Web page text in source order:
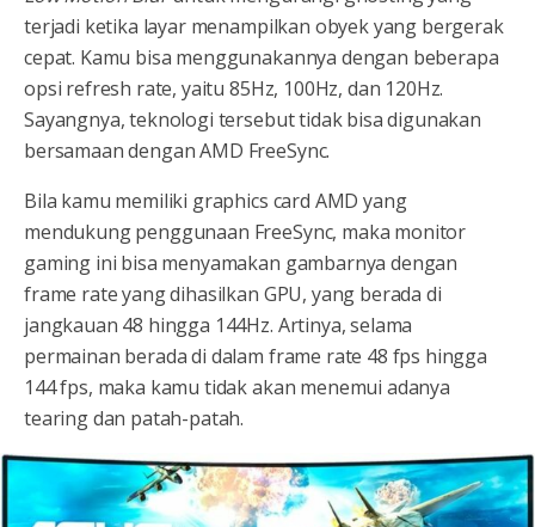
terjadi ketika layar menampilkan obyek yang bergerak
cepat. Kamu bisa menggunakannya dengan beberapa
opsi refresh rate, yaitu 85Hz, 100Hz, dan 120Hz.
Sayangnya, teknologi tersebut tidak bisa digunakan
bersamaan dengan AMD FreeSync.
Bila kamu memiliki graphics card AMD yang
mendukung penggunaan FreeSync, maka monitor
gaming ini bisa menyamakan gambarnya dengan
frame rate yang dihasilkan GPU, yang berada di
jangkauan 48 hingga 144Hz. Artinya, selama
permainan berada di dalam frame rate 48 fps hingga
144 fps, maka kamu tidak akan menemui adanya
tearing dan patah-patah.